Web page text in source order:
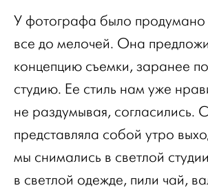
У фотографа было продумано
все до мелочей. Она
концепцию съемки, заранее
студию. Ее стиль нам уже
не раздумывая, согласились.
представляла собой утро
мы снимались в светлой
в светлой одежде, пили чай,